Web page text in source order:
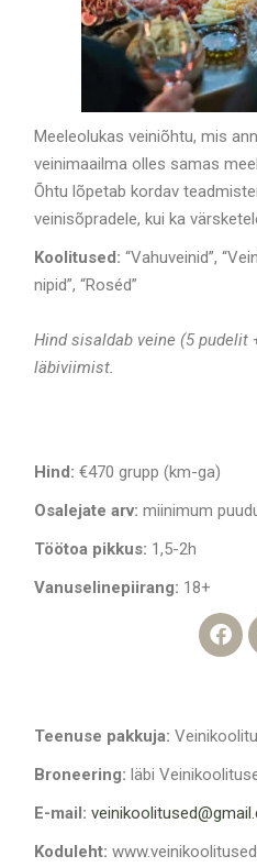
Meeleolukas veiniõhtu, mis
veinimaailma olles samas
Õhtu lõpetab kordav
veinisõpradele, kui ka
Koolitused: “Vahuveinid”,
nipid”, “Roséd”
Hind sisaldab veine (5 pudelit
läbiviimist.
Hind: €470 grupp (km-ga)
Osalejate arv: miinimum
Töötoa pikkus: 1,5-2h
Vanuselinepiirang: 18+
Teenuse pakkuja:
Broneering: läbi
E-mail:
Koduleht: